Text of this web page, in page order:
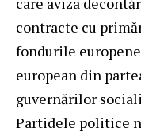
contracte cu
fondurile
european din
guvernărilor
Partidele politice